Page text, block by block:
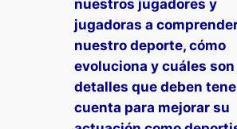
nuestros jugadores y
jugadoras a
nuestro deporte, cómo
evoluciona y cuáles son
detalles que deben
cuenta para mejorar su